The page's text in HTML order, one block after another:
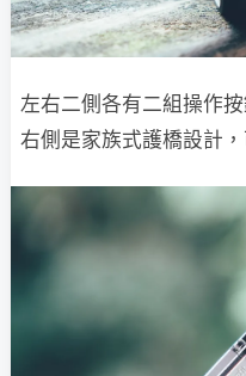
左右二側各有二組操作
右側是家族式護橋設計